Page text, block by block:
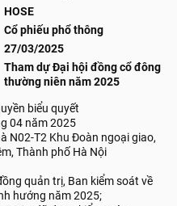
HOSE
Cổ phiếu phổ thông
27/03/2025
Tham dự Đại hội đồng cổ đông
thường niên năm 2025
biểu quyết
04 năm 2025
N02-T2 Khu Đoàn ngoại giao,
Thành phố Hà Nội
quản trị, Ban kiểm soát về
hướng năm 2025;